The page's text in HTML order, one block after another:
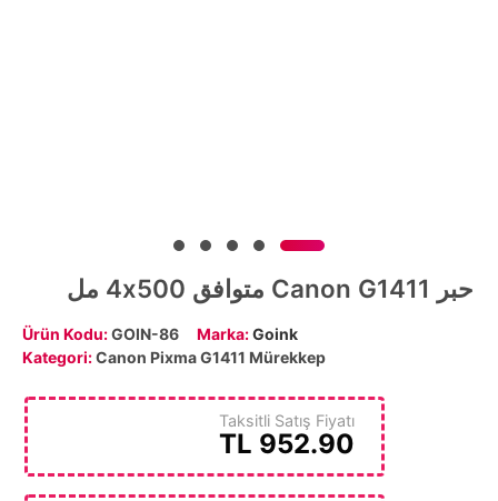
حبر Canon G1411 متوافق 4x500 مل
Ürün Kodu:GOIN-86 Marka:Goink
Kategori:Canon Pixma G1411 Mürekkep
Taksitli Satış Fiyatı
952.90